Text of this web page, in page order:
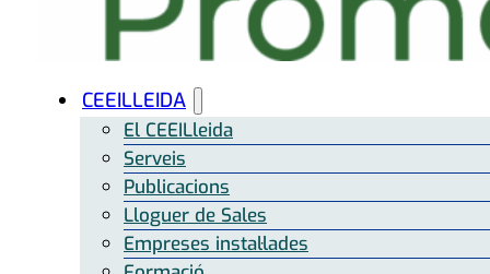
CEEILLEIDA
El CEEILleida
Serveis
Publicacions
Lloguer de Sales
Empreses instal·lades